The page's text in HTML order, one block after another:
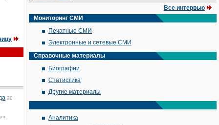
20
Все интервью
Мониторинг СМИ
Печатные СМИ
Электронные и сетевые СМИ
Справочные материалы
Биографии
Статистика
Другие материалы
Аналитика